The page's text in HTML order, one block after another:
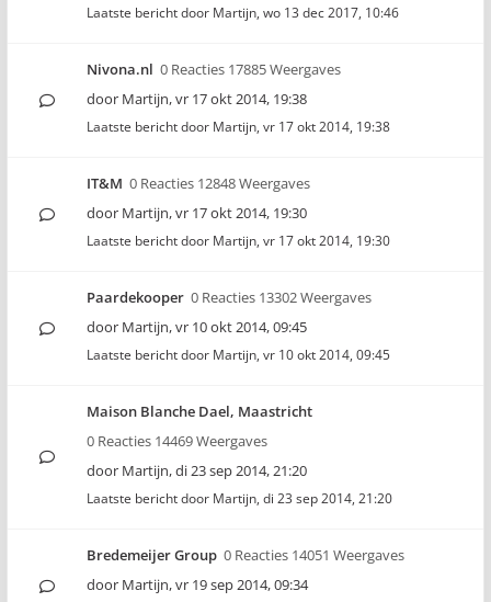
Laatste bericht door Martijn, wo 13 dec 2017, 10:46
Nivona.nl 0 Reacties 17885 Weergaves
door Martijn,vr 17 okt 2014, 19:38
Laatste bericht door Martijn, vr 17 okt 2014, 19:38
IT&M 0 Reacties 12848 Weergaves
door Martijn,vr 17 okt 2014, 19:30
Laatste bericht door Martijn, vr 17 okt 2014, 19:30
Paardekooper 0 Reacties 13302 Weergaves
door Martijn,vr 10 okt 2014, 09:45
Laatste bericht door Martijn, vr 10 okt 2014, 09:45
Maison Blanche Dael, Maastricht
0 Reacties 14469 Weergaves
door Martijn,di 23 sep 2014, 21:20
Laatste bericht door Martijn, di 23 sep 2014, 21:20
Bredemeijer Group 0 Reacties 14051 Weergaves
door Martijn,vr 19 sep 2014, 09:34